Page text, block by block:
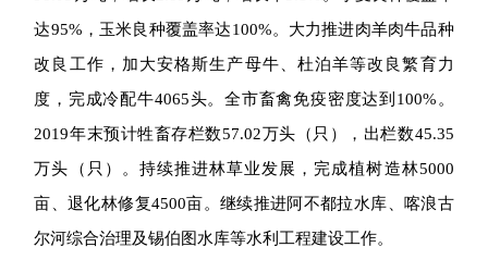
达95%，玉米良种覆盖率达100%。大力推进肉羊肉牛品种
改良工作， 加大安格斯生产母牛、 杜泊羊等改良繁育力
度， 完成冷配牛4065头。全市畜禽免疫密度达到100%。
2019年末预计牲畜存栏数57.02万头（只），出栏数45.35
万头（只）。 持续推进林草业发展， 完成植树造林5000
亩、退化林修复4500亩。 继续推进阿不都拉水库、喀浪古
尔河综合治理及锡伯图水库等水利工程建设工作。